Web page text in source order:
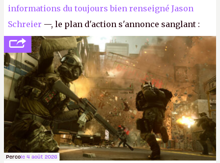
informations du toujours bien renseigné Jason
Schreier —, le plan d'action s'annonce sanglant :
réductions de coûts drastiques, fermetures de
studios et licenciements massifs. En gros, essorer
FCetBattlefield, puis virer le reste.P.
Percole 4 août 2026